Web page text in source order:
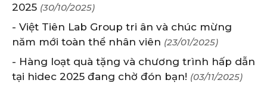
2025 (30/10/2025)
- Việt Tiên Lab Group tri ân và chúc mừng
năm mới toàn thể nhân viên (23/01/2025)
- Hàng loạt quà tặng và chương trình hấp dẫn
tại hidec 2025 đang chờ đón bạn! (03/11/2025)